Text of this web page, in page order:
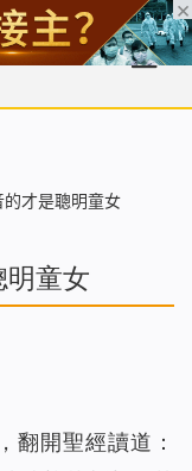
證 信仰解答 聖經
的才是聰明童女
童女
翻開聖經讀道：